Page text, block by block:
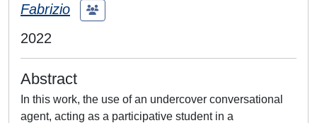
Fabrizio
2022
Abstract
In this work, the use of an undercover conversational
agent, acting as a participative student in a